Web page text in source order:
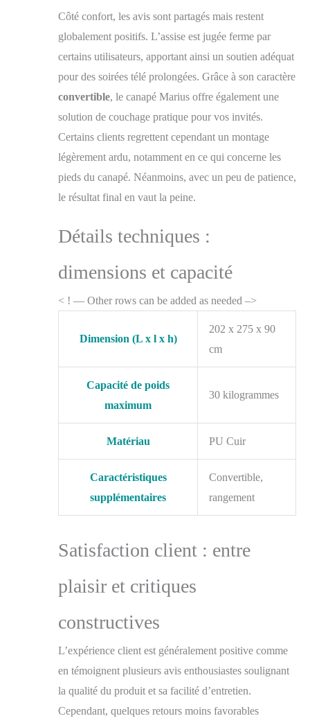
Côté confort, les avis sont partagés mais restent
globalement positifs. L’assise est jugée ferme par
certains utilisateurs, apportant ainsi un soutien adéquat
pour des soirées télé prolongées. Grâce à son caractère
convertible, le canapé Marius offre également une
solution de couchage pratique pour vos invités.
Certains clients regrettent cependant un montage
légèrement ardu, notamment en ce qui concerne les
pieds du canapé. Néanmoins, avec un peu de patience,
le résultat final en vaut la peine.
Détails techniques :
dimensions et capacité
< ! — Other rows can be added as needed –>
Dimension (L x l x h)
202 x 275 x 90
cm
Capacité de poids
maximum
30 kilogrammes
Matériau PU Cuir
Caractéristiques
supplémentaires
Convertible,
rangement
Satisfaction client : entre
plaisir et critiques
constructives
L’expérience client est généralement positive comme
en témoignent plusieurs avis enthousiastes soulignant
la qualité du produit et sa facilité d’entretien.
Cependant, quelques retours moins favorables